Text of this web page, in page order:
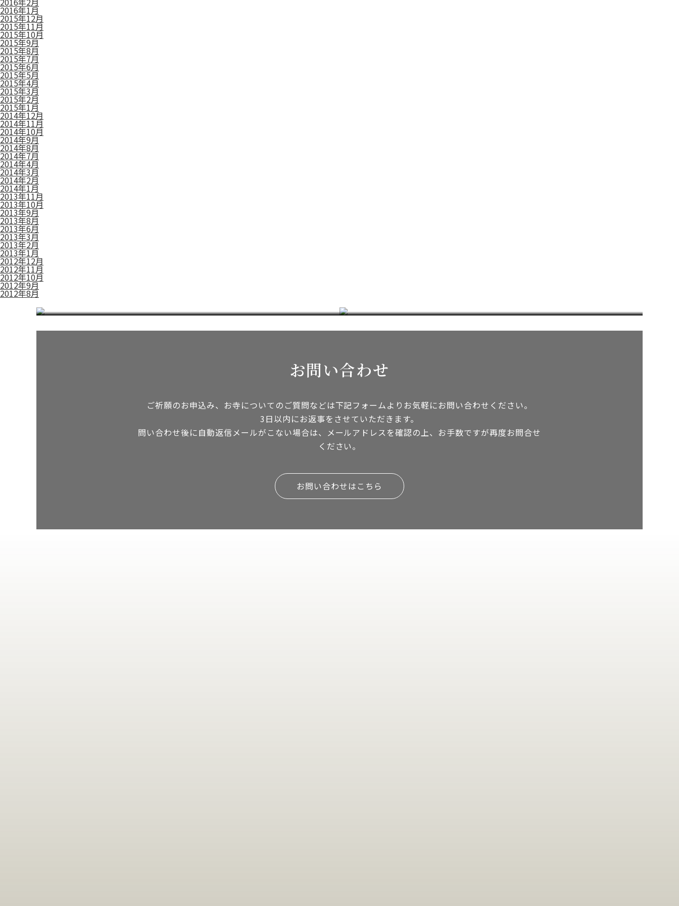
2016年1月
2015年12月
2015年11月
2015年10月
2015年9月
2015年8月
2015年7月
2015年6月
2015年5月
2015年4月
2015年3月
2015年2月
2015年1月
2014年12月
2014年11月
2014年10月
2014年9月
2014年8月
2014年7月
2014年4月
2014年3月
2014年2月
2014年1月
2013年11月
2013年10月
2013年9月
2013年8月
2013年6月
2013年3月
2013年2月
2013年1月
2012年12月
2012年11月
2012年10月
2012年9月
2012年8月
お問い合わせ
ご祈願のお申込み、お寺についてのご質問などは下記フォームよりお気軽にお問い合わせください。
3日以内にお返事をさせていただきます。
問い合わせ後に自動返信メールがこない場合は、メールアドレスを確認の上、お手数ですが再度お問合せ
ください。
お問い合わせはこちら